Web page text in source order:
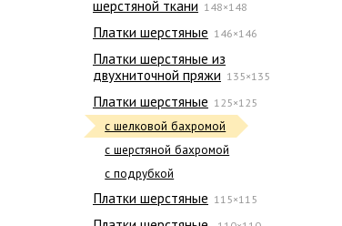
шерстяной ткани 148×148
Платки шерстяные 146×146
Платки шерстяные из
двухниточной пряжи 135×135
Платки шерстяные 125×125
с шелковой бахромой
с шерстяной бахромой
с подрубкой
Платки шерстяные 115×115